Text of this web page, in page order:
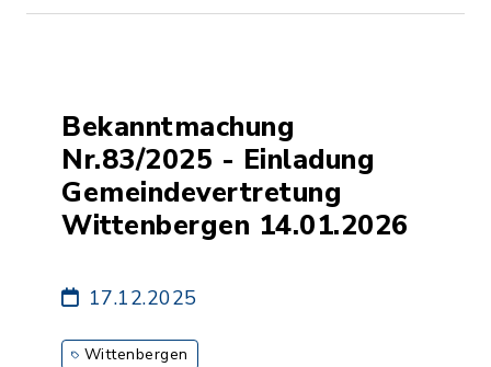
Bekanntmachung
Nr.83/2025 - Einladung
Gemeindevertretung
Wittenbergen 14.01.2026
17.12.2025
Wittenbergen